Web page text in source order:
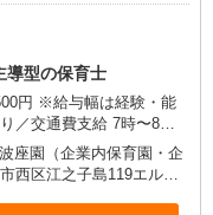
導型の保育士
円 ※給与幅は経験・能
／交通費支給 7時〜8
時給＋100円！
座園（企業内保育園・企
西区江之子島119エルベ